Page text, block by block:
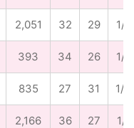
2,051 32 29 1/
393 34 26 1/
835 27 31 1/
2,166 36 27 1/